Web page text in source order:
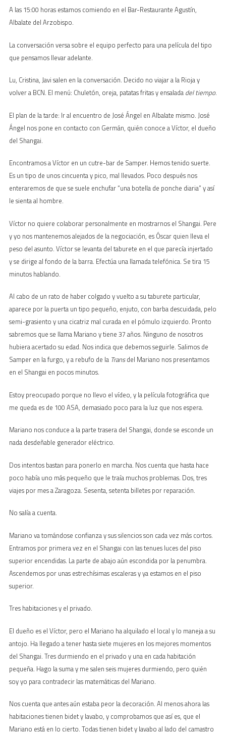
A las 15:00 horas estamos comiendo en el Bar-Restaurante Agustín,
Albalate del Arzobispo.
La conversación versa sobre el equipo perfecto para una película del tipo
que pensamos llevar adelante.
Lu, Cristina, Javi salen en la conversación. Decido no viajar a la Rioja y
volver a BCN. El menú: Chuletón, oreja, patatas fritas y ensalada del tiempo.
El plan de la tarde: Ir al encuentro de José Ángel en Albalate mismo. José
Ángel nos pone en contacto con Germán, quién conoce a Víctor, el dueño
del Shangai.
Encontramos a Víctor en un cutre-bar de Samper. Hemos tenido suerte.
Es un tipo de unos cincuenta y pico, mal llevados. Poco después nos
enteraremos de que se suele enchufar “una botella de ponche diaria” y así
le sienta al hombre.
Víctor no quiere colaborar personalmente en mostrarnos el Shangai. Pere
y yo nos mantenemos alejados de la negociación, es Óscar quien lleva el
peso del asunto. Víctor se levanta del taburete en el que parecía injertado
y se dirige al fondo de la barra. Efectúa una llamada telefónica. Se tira 15
minutos hablando.
Al cabo de un rato de haber colgado y vuelto a su taburete particular,
aparece por la puerta un tipo pequeño, enjuto, con barba descuidada, pelo
semi-grasiento y una cicatriz mal curada en el pómulo izquierdo. Pronto
sabremos que se llama Mariano y tiene 37 años. Ninguno de nosotros
hubiera acertado su edad. Nos indica que debemos seguirle. Salimos de
Samper en la furgo, y a rebufo de la Transdel Mariano nos presentamos
en el Shangai en pocos minutos.
Estoy preocupado porque no llevo el vídeo, y la película fotográfica que
me queda es de 100 ASA, demasiado poco para la luz que nos espera.
Mariano nos conduce a la parte trasera del Shangai, donde se esconde un
nada desdeñable generador eléctrico.
Dos intentos bastan para ponerlo en marcha. Nos cuenta que hasta hace
poco había uno más pequeño que le traía muchos problemas. Dos, tres
viajes por mes a Zaragoza. Sesenta, setenta billetes por reparación.
No salía a cuenta.
Mariano va tomándose confianza y sus silencios son cada vez más cortos.
Entramos por primera vez en el Shangai con las tenues luces del piso
superior encendidas. La parte de abajo aún escondida por la penumbra.
Ascendemos por unas estrechísimas escaleras y ya estamos en el piso
superior.
Tres habitaciones y el privado.
El dueño es el Víctor, pero el Mariano ha alquilado el local y lo maneja a su
antojo. Ha llegado a tener hasta siete mujeres en los mejores momentos
del Shangai. Tres durmiendo en el privado y una en cada habitación
pequeña. Hago la suma y me salen seis mujeres durmiendo, pero quién
soy yo para contradecir las matemáticas del Mariano.
Nos cuenta que antes aún estaba peor la decoración. Al menos ahora las
habitaciones tienen bidet y lavabo, y comprobamos que así es, que el
Mariano está en lo cierto. Todas tienen bidet y lavabo al lado del camastro